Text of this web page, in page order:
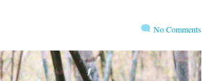
No Comments